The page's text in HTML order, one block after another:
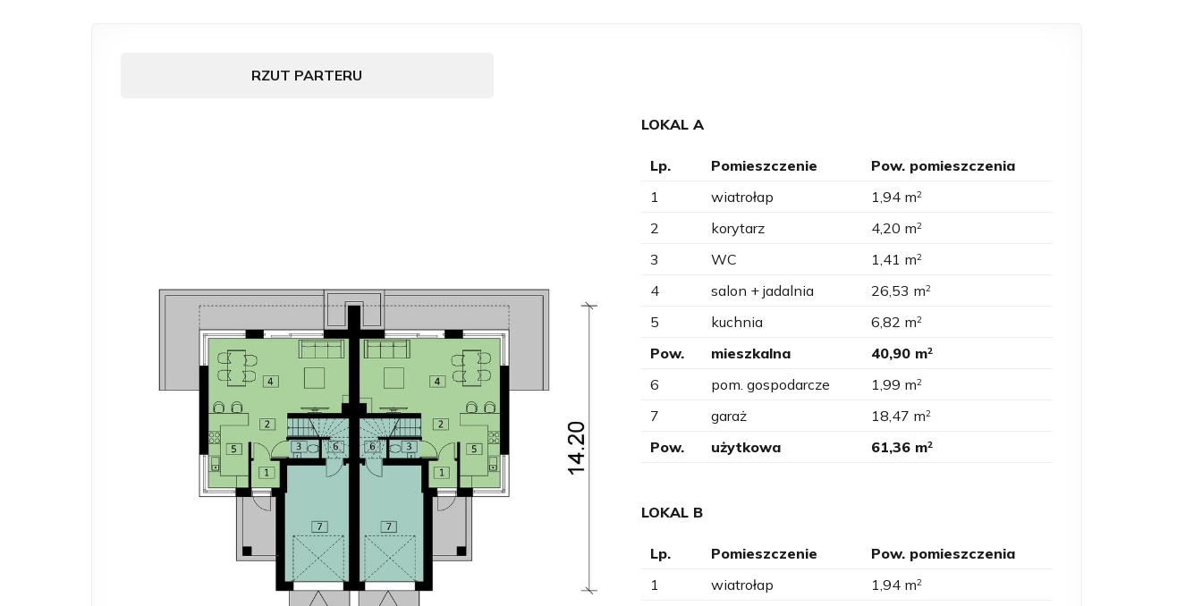
RZUT PARTERU
LOKAL A
Lp. Pomieszczenie
Pow. pomieszczenia
1
wiatrołap 1,94 m2
2 korytarz 4,20 m2
3 WC 1,41 m2
4 salon + jadalnia 26,53 m2
5 kuchnia 6,82 m2
Pow. mieszkalna 40,90 m2
6 pom. gospodarcze 1,99 m2
7 garaż 18,47 m2
Pow. użytkowa 61,36 m2
LOKAL B
Lp. Pomieszczenie
Pow. pomieszczenia
1
wiatrołap 1,94 m2